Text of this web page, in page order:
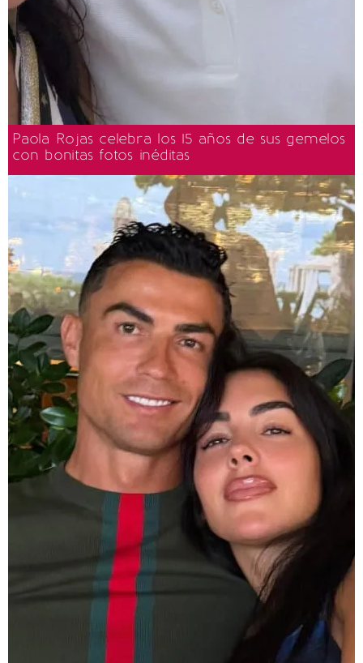
Paola Rojas celebra los 15 años de sus gemelos
con bonitas fotos inéditas